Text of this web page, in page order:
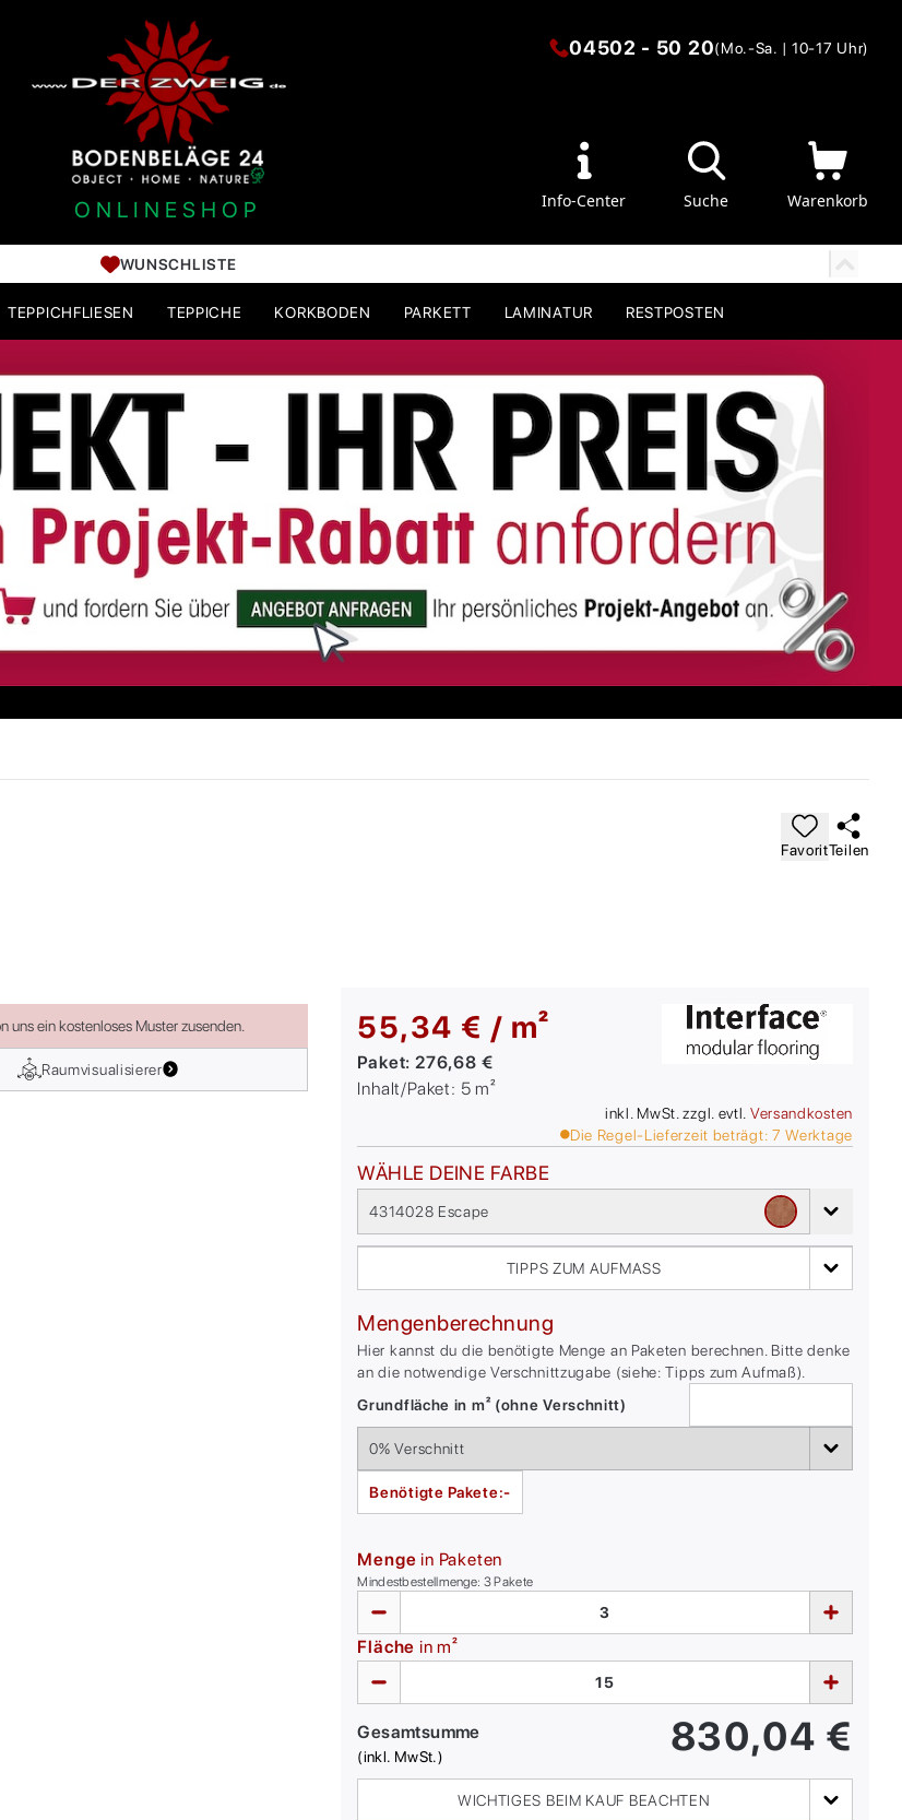
ONLINESHOP
04502 - 50 20(Mo.-Sa. | 10-17 Uhr)
Info-Center Suche Warenkorb
WUNSCHLISTE
TEPPICHFLIESEN TEPPICHE KORKBODEN PARKETT LAMINATUR RESTPOSTEN
FavoritTeilen
uns ein kostenloses Muster zusenden.
Raumvisualisierer
55,34 € / m²
Paket: 276,68 €
Inhalt/Paket: 5 m²
inkl. MwSt. zzgl. evtl. Versandkosten
Die Regel-Lieferzeit beträgt: 7 Werktage
WÄHLE DEINE FARBE
4314028 Escape
TIPPS ZUM AUFMASS
Mengenberechnung
Hier kannst du die benötigte Menge an Paketen berechnen. Bitte denke
an die notwendige Verschnittzugabe (siehe: Tipps zum Aufmaß).
Grundfläche in m² (ohne Verschnitt)
Benötigte Pakete:-
Menge in Paketen
Mindestbestellmenge: 3Pakete
Fläche in m²
Gesamtsumme
(inkl. MwSt.) 830,04 €
WICHTIGES BEIM KAUF BEACHTEN